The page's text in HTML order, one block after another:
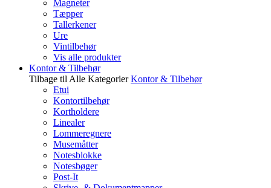
Magneter
Tæpper
Tallerkener
Ure
Vintilbehør
Vis alle produkter
Kontor & Tilbehør
Tilbage til Alle Kategorier Kontor & Tilbehør
Etui
Kontortilbehør
Kortholdere
Linealer
Lommeregnere
Musemåtter
Notesblokke
Notesbøger
Post-It